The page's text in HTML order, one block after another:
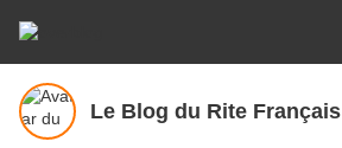
Le Blog du Rite Français